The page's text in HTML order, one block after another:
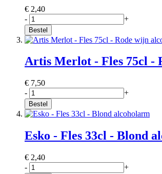
€ 2,40
-
+
Bestel
Artis Merlot - Fles 75cl -
€ 7,50
-
+
Bestel
Esko - Fles 33cl - Blond
€ 2,40
-
+